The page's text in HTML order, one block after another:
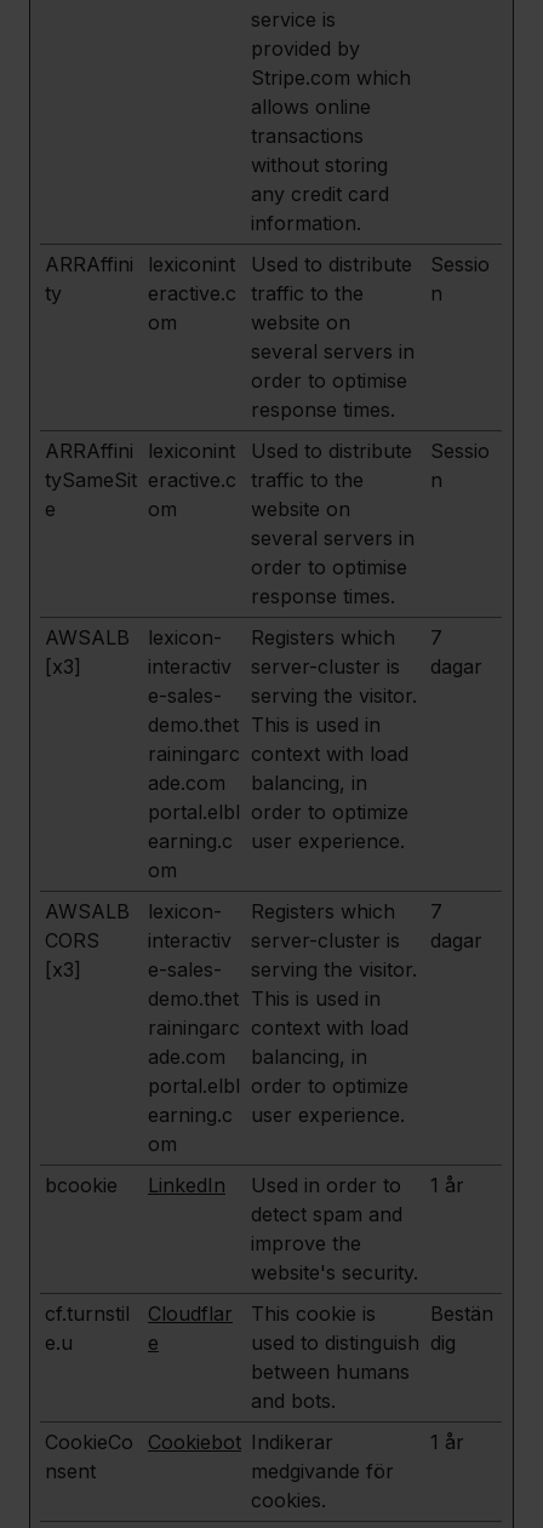
service is
provided by
Stripe.com which
allows online
transactions
without storing
any credit card
information.
ARRAffini
ty
lexiconint
eractive.c
om
Used to distribute
traffic to the
website on
several servers in
order to optimise
response times.
Sessio
n
ARRAffini
tySameSit
e
lexiconint
eractive.c
om
Used to distribute
traffic to the
website on
several servers in
order to optimise
response times.
Sessio
n
AWSALB
[x3]
lexicon-
interactiv
e-sales-
demo.thet
rainingarc
ade.com
portal.elbl
earning.c
om
Registers which
server-cluster is
serving the visitor.
This is used in
context with load
balancing, in
order to optimize
user experience.
7
dagar
AWSALB
CORS
[x3]
lexicon-
interactiv
e-sales-
demo.thet
rainingarc
ade.com
portal.elbl
earning.c
om
Registers which
server-cluster is
serving the visitor.
This is used in
context with load
balancing, in
order to optimize
user experience.
7
dagar
bcookie LinkedIn
Used in order to
detect spam and
improve the
website's security.
1 år
cf.turnstil
e.u
Cloudflar
e
This cookie is
used to distinguish
between humans
and bots.
Bestän
dig
CookieCo
nsent
Cookiebot Indikerar
medgivande för
cookies.
1 år